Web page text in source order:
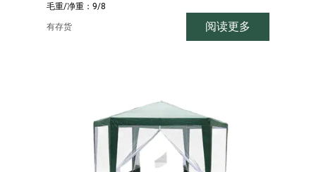
毛重/净重：9/8
有存货 阅读更多